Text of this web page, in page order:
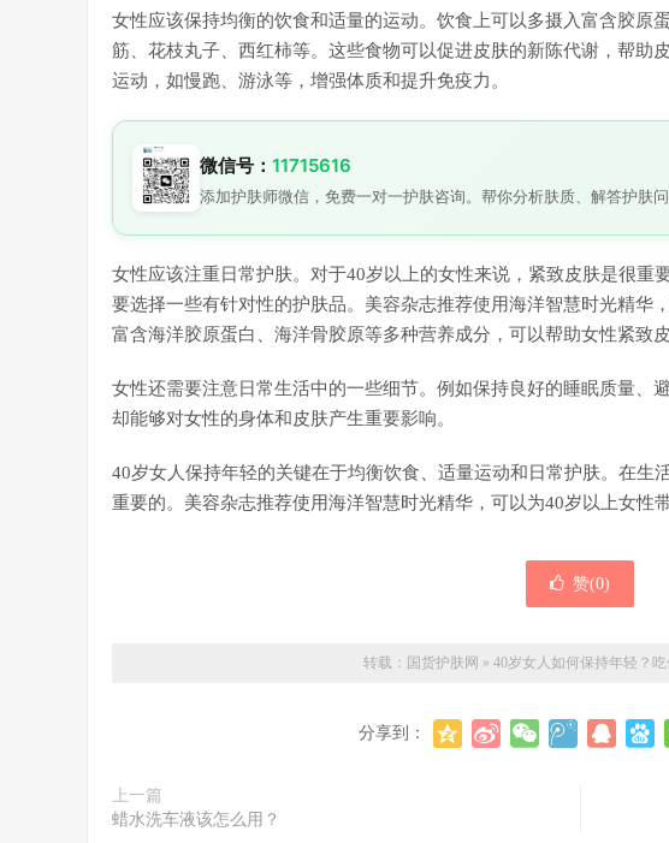
女性应该保持均衡的饮食和适量的运动。饮食上可以多摄入富含胶原
筋、花枝丸子、西红柿等。这些食物可以促进皮肤的新陈代谢，帮助
运动，如慢跑、游泳等，增强体质和提升免疫力。
微信号： 11715616
添加护肤师微信，免费一对一护肤咨询。帮你分析肤质、解答护肤
女性应该注重日常护肤。对于40岁以上的女性来说，紧致皮肤是很重
要选择一些有针对性的护肤品。美容杂志推荐使用海洋智慧时光精华
富含海洋胶原蛋白、海洋骨胶原等多种营养成分，可以帮助女性紧致
女性还需要注意日常生活中的一些细节。例如保持良好的睡眠质量、
却能够对女性的身体和皮肤产生重要影响。
40岁女人保持年轻的关键在于均衡饮食、适量运动和日常护肤。在生
重要的。美容杂志推荐使用海洋智慧时光精华，可以为40岁以上女性
赞(0)
转载： 国货护肤网 » 40岁女人如何保持年轻？
分享到：
上一篇
蜡水洗车液该怎么用？